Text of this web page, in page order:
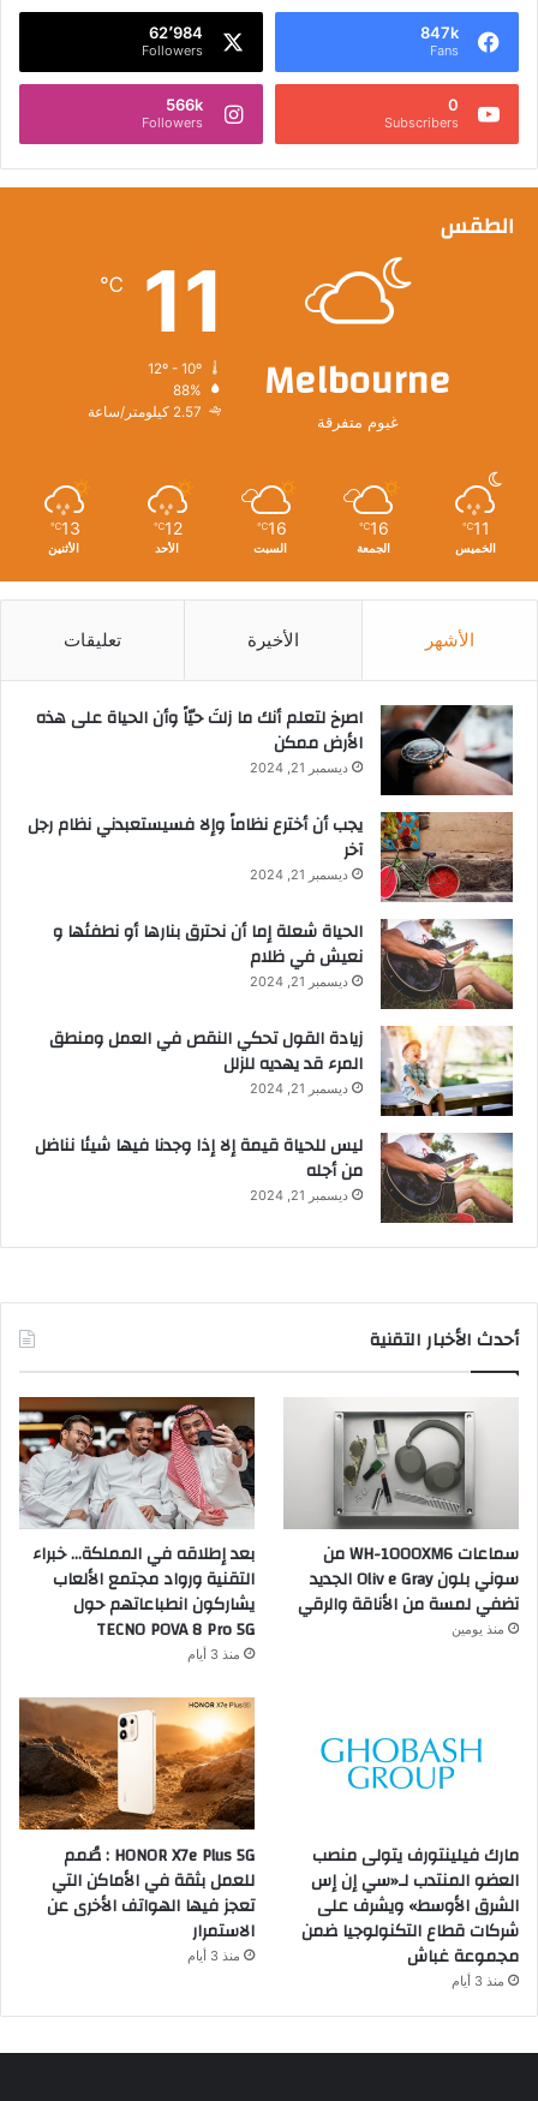
847k
Fans
62٬984
Followers
0
Subscribers
566k
Followers
الطقس
Melbourne
غيوم متفرقة
11
℃
88%
2.57 كيلومتر/ساعة
11
℃
الخميس
16
℃
الجمعة
16
℃
السبت
12
℃
الأحد
13
℃
الأثنين
الأشهر الأخيرة تعليقات
‫اصرخ لتعلم أنك ما زلتَ حيّاً وأن الحياة على هذه
الأرض ممكن
ديسمبر 21, 2024
يجب أن أخترع نظاماً وإلا فسيستعبدني نظام رجل
آخر
ديسمبر 21, 2024
الحياة شعلة إما أن نحترق بنارها أو نطفئها و
نعيش في ظلام
ديسمبر 21, 2024
زيادة القول تحكي النقص في العمل ومنطق
المرء قد يهديه للزلل
ديسمبر 21, 2024
ليس للحياة قيمة إلا إذا وجدنا فيها شيئا نناضل
من أجله
ديسمبر 21, 2024
أحدث الأخبار التقنية
سماعات WH-1000XM6 من
سوني بلون Oliv e Gray الجديد
تضفي لمسة من الأناقة والرقي
منذ يومين
بعد إطلاقه في المملكة… خبراء
التقنية ورواد مجتمع الألعاب
يشاركون انطباعاتهم حول
TECNO POVA 8 Pro 5G
منذ 3 أيام
مارك فيلينتورف يتولى منصب
العضو المنتدب لـ«سي إن إس
الشرق الأوسط» ويشرف على
شركات قطاع التكنولوجيا ضمن
مجموعة غباش
منذ 3 أيام
HONOR X7e Plus 5G : صُمم
للعمل بثقة في الأماكن التي
تعجز فيها الهواتف الأخرى عن
الاستمرار
منذ 3 أيام